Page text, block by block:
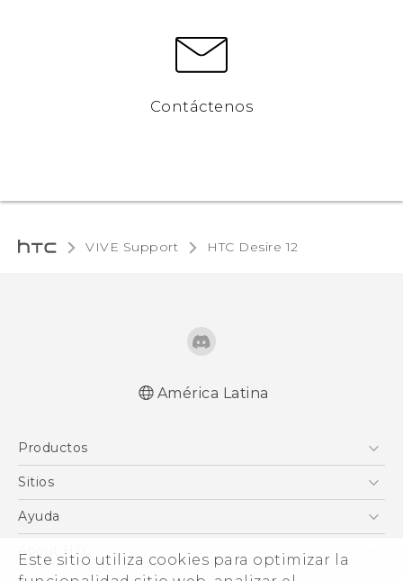
Este sitio utiliza cookies para optimizar la
Contáctenos
VIVE Support HTC Desire 12‎
English - User manual
América Latina
Productos
5G
EXODUS
VIVE
Sitios
HTC Desarrollo
VIVE
Ayuda
About HTC